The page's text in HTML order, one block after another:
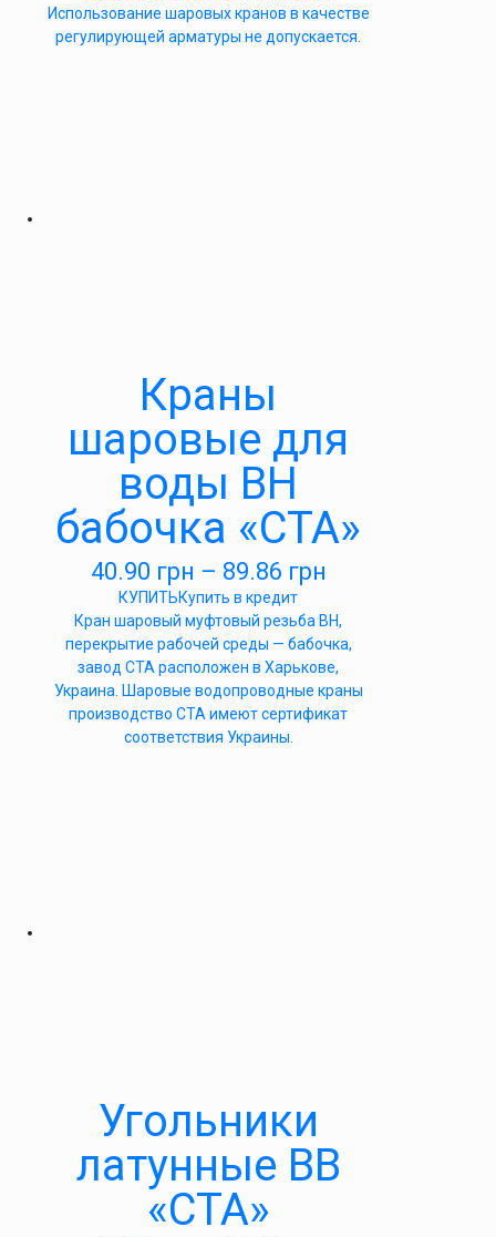
Использование шаровых кранов в качестве
регулирующей арматуры не допускается.
Краны
шаровые для
воды ВН
бабочка «СТА»
40.90 грн – 89.86 грн
КУПИТЬКупить в кредит
Кран шаровый муфтовый резьба ВН,
перекрытие рабочей среды — бабочка,
завод СТА расположен в Харькове,
Украина. Шаровые водопроводные краны
производство СТА имеют сертификат
соответствия Украины.
Угольники
латунные ВВ
«СТА»